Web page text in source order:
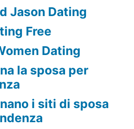
Jason Dating
Free
Dating
la sposa per
i siti di sposa